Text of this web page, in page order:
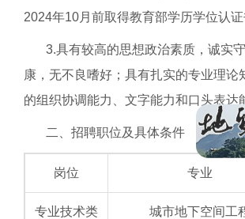
2024年10月前取得教育部学历学位认证
3.具有较高的思想政治素质，诚实
康，无不良嗜好；具有扎实的专业理论
的组织协调能力、文字能力和口头表达
二、招聘职位及具体条件
岗位 专业
专业技术类 城市地下空间工